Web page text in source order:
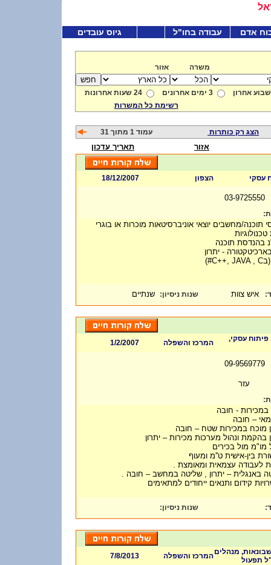
אדם עבודה בחו"ל גיוס עובדים
משרה אזור
שבוע אחרון 3 ימים אחרונים
24 שעות אחרונות
רשימת כל המשרות
הצג רק כותרות עמוד 1 מתוך 31
אזור תאריך עדכון
עסקי הצפון 18/12/2007
תוכנה/מחשבים יוצאי אוניברסיטאות מוכרות או בוגרי
טכנולוגיות
בארכיטקטורה - יתרון
איש צוות שנות ניסיון: שנתיים
עסקי, המרכז והשפלה 1/2/2007
עזר
- חובה
– חובה
מוכח במכירות שטח – חובה
בהקמת ונהול מערכות מכירות – יתרון
מו"מ מול בכירים
בין-אישית ט''מ ומעוף
לעבודה עצמאית ומאומצת .
באנגלית – יתרון , שליטה במחשב – חובה .
קידום ותנאים ייחודים למתאימים
שנות ניסיון:
מנהלים
תפעול
המרכז והשפלה 7/8/2013